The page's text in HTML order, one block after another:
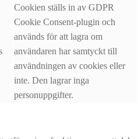
Cookien ställs in av GDPR
Cookie Consent-plugin och
används för att lagra om
användaren har samtyckt till
användningen av cookies eller
inte. Den lagrar inga
personuppgifter.